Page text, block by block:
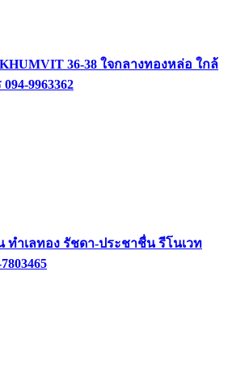
36-38 ใจกลางทองหล่อ ใกล้
9963362
ทำเลทอง รัชดา-ประชาชื่น รีโนเวท